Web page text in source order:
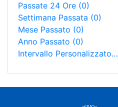
Passate 24 Ore (0)
Settimana Passata (0)
Mese Passato (0)
Anno Passato (0)
Intervallo Personalizzato…